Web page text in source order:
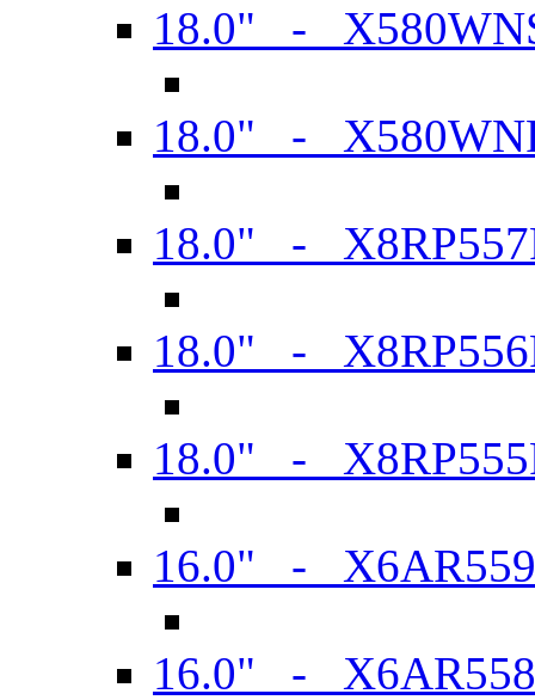
18.0" -
18.0" -
18.0" -
18.0" -
18.0" -
16.0" -
16.0" -